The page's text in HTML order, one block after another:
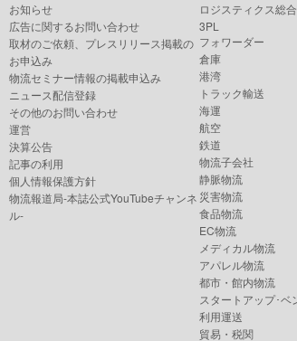
お知らせ
広告に関するお問い合わせ
取材のご依頼、プレスリリース掲載の
お申込み
物流セミナー情報の掲載申込み
ニュース配信登録
その他のお問い合わせ
運営
決算公告
記事の利用
個人情報保護方針
物流報道局-本誌公式YouTubeチャンネ
ル-
ロジスティクス総合
3PL
フォワーダー
倉庫
港湾
トラック輸送
海運
航空
鉄道
物流子会社
静脈物流
災害物流
食品物流
EC物流
メディカル物流
アパレル物流
都市・館内物流
スタートアップ･ベ
利用運送
貿易・税関